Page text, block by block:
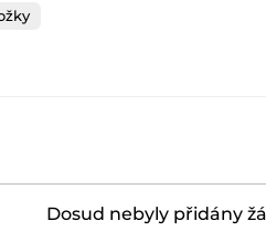
Dosud nebyly přidány